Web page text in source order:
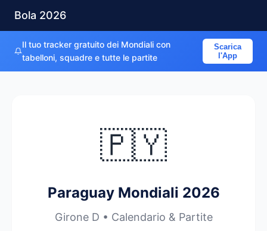
Bola 2026
Il tuo tracker gratuito dei Mondiali con
tabelloni, squadre e tutte le partite
Scarica
l'App
🇵🇾
Paraguay Mondiali 2026
Girone D • Calendario & Partite